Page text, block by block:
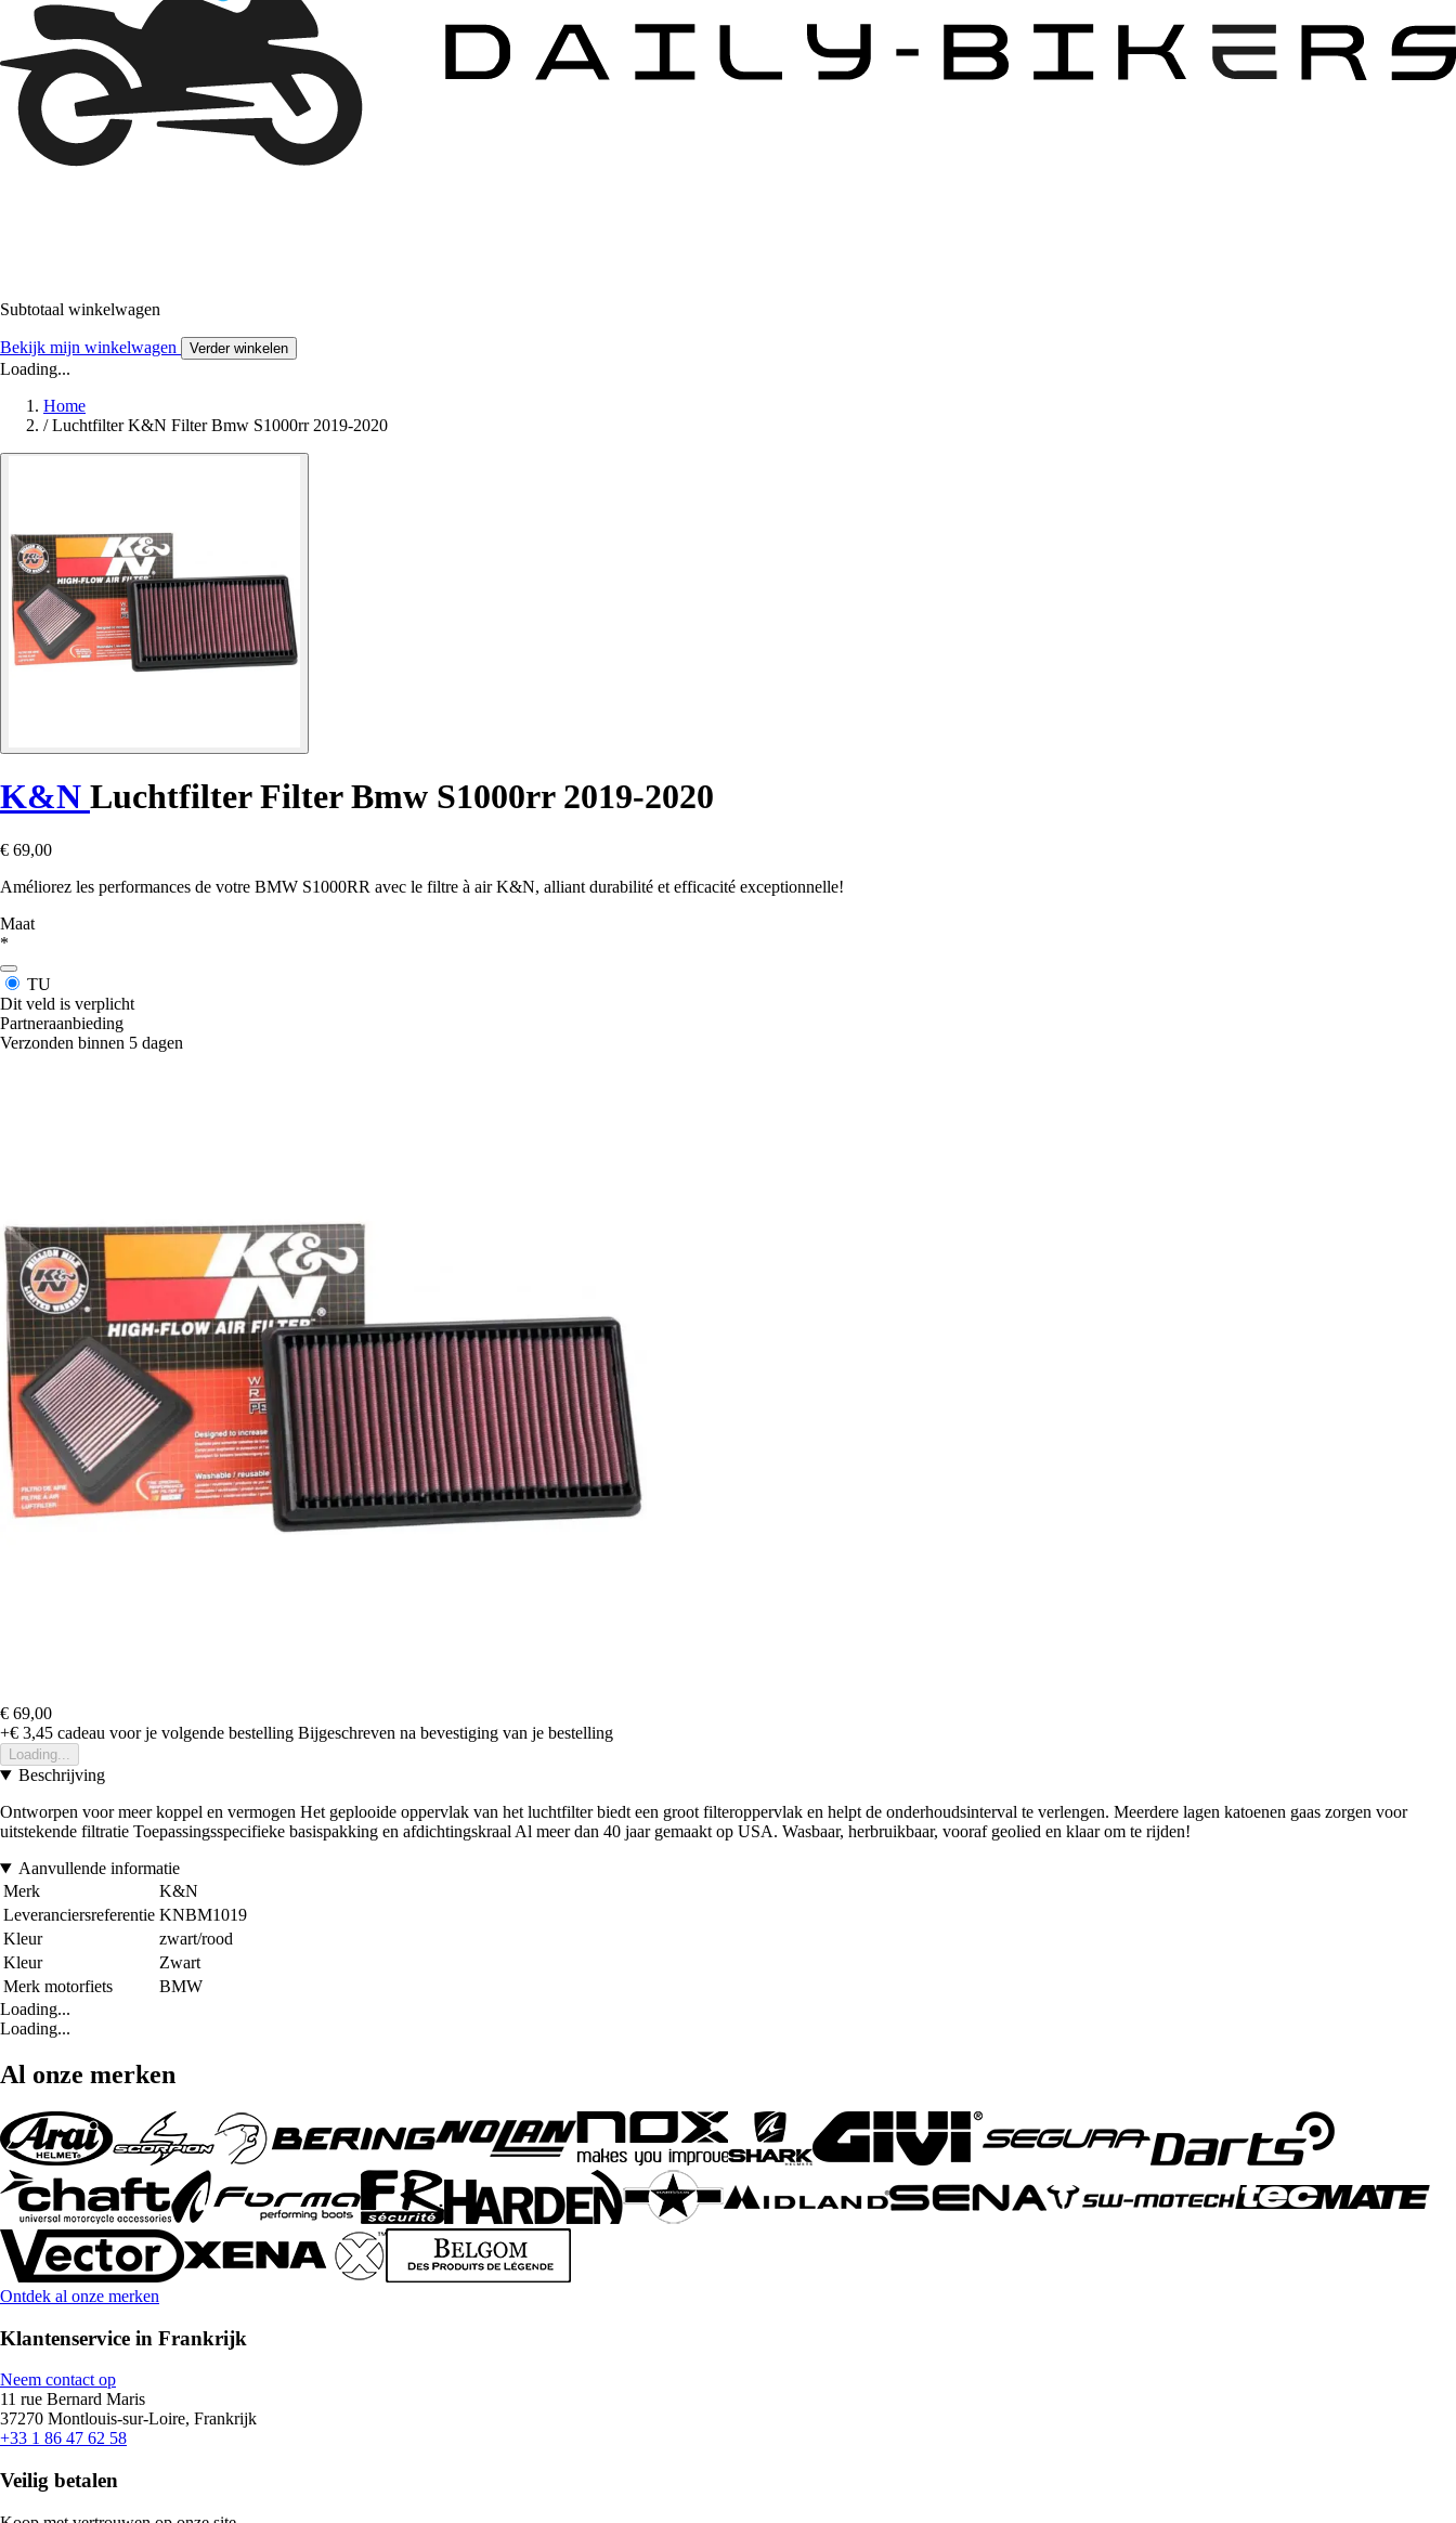
Subtotaal winkelwagen
Bekijk mijn winkelwagen Verder winkelen
Loading...
Home
/ Luchtfilter K&N Filter Bmw S1000rr 2019-2020
K&N Luchtfilter Filter Bmw S1000rr 2019-2020
€ 69,00
Améliorez les performances de votre BMW S1000RR avec le filtre à air K&N, alliant durabilité et efficacité exceptionnelle!
Maat
*
TU
Dit veld is verplicht
Partneraanbieding
Verzonden binnen 5 dagen
€ 69,00
+€ 3,45 cadeau voor je volgende bestelling Bijgeschreven na bevestiging van je bestelling
Loading...
Beschrijving
Ontworpen voor meer koppel en vermogen Het geplooide oppervlak van het luchtfilter biedt een groot filteroppervlak en helpt de onderhoudsinterval te verlengen. Meerdere lagen katoenen gaas zorgen voor
uitstekende filtratie Toepassingsspecifieke basispakking en afdichtingskraal Al meer dan 40 jaar gemaakt op USA. Wasbaar, herbruikbaar, vooraf geolied en klaar om te rijden!
Aanvullende informatie
Merk
K&N
Leveranciersreferentie KNBM1019
Kleur
zwart/rood
Kleur
Zwart
Merk motorfiets
BMW
Loading...
Loading...
Al onze merken
Ontdek al onze merken
Klantenservice in Frankrijk
Neem contact op
11 rue Bernard Maris
37270 Montlouis-sur-Loire, Frankrijk
+33 1 86 47 62 58
Veilig betalen